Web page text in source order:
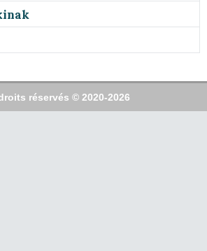
réservés © 2020-2026